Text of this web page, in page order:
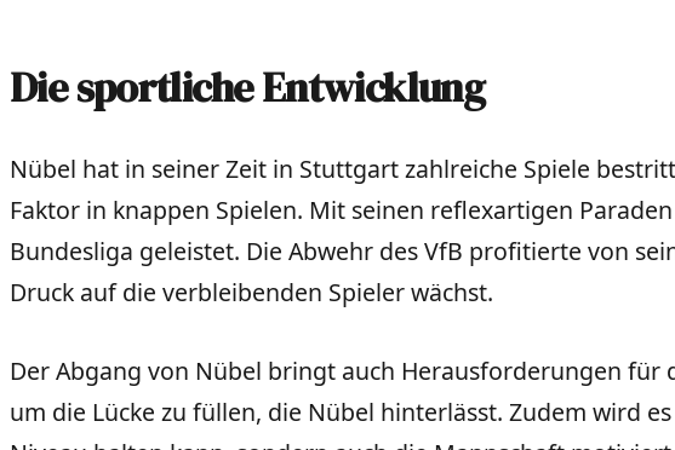
Die sportliche Entwicklung
Nübel hat in seiner Zeit in Stuttgart zahlreiche Spiele
Faktor in knappen Spielen. Mit seinen reflexartigen
Bundesliga geleistet. Die Abwehr des VfB profitierte von
Druck auf die verbleibenden Spieler wächst.
Der Abgang von Nübel bringt auch Herausforderungen für
um die Lücke zu füllen, die Nübel hinterlässt. Zudem wird